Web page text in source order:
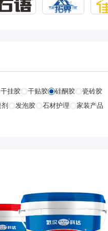
干挂胶 干贴胶 硅酮胶
瓷砖胶
发泡胶 石材护理
家装产品